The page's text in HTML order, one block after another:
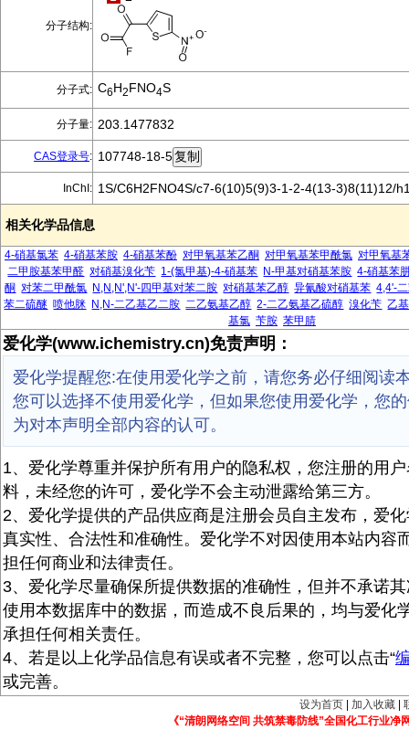
分子结构:
分子式: C6H2FNO4S
分子量: 203.1477832
CAS登录号: 107748-18-5
InChI: 1S/C6H2FNO4S/c7-6(10)5(9)3-1-2-4(13-3)8(11)12/
相关化学品信息
4-硝基氯苯 4-硝基苯胺 4-硝基苯酚 对甲氧基苯乙酮 对甲氧基苯甲酰氯 对甲氧基
二甲胺基苯甲醛 对硝基溴化苄 1-(氯甲基)-4-硝基苯 N-甲基对硝基苯胺 4-硝基苯
酮 对苯二甲酰氯 N,N,N',N'-四甲基对苯二胺 对硝基苯乙醇 异氰酸对硝基苯 4,4'-
苯二硫醚 喷他脒 N,N-二乙基乙二胺 二乙氨基乙醇 2-二乙氨基乙硫醇 溴化苄 乙
基氯 苄胺 苯甲腈
爱化学(www.ichemistry.cn)免责声明：
爱化学提醒您:在使用爱化学之前，请您务必仔细阅读
您可以选择不使用爱化学，但如果您使用爱化学，您
为对本声明全部内容的认可。
1、爱化学尊重并保护所有用户的隐私权，您注册的用
料，未经您的许可，爱化学不会主动泄露给第三方。
2、爱化学提供的产品供应商是注册会员自主发布，爱
真实性、合法性和准确性。爱化学不对因使用本站内容
担任何商业和法律责任。
3、爱化学尽量确保所提供数据的准确性，但并不承诺
使用本数据库中的数据，而造成不良后果的，均与爱化
承担任何相关责任。
4、若是以上化学品信息有误或者不完整，您可以点击“
或完善。
设为首页 加入收藏
《“清朗网络空间 共筑禁毒防线”全国化工行业净